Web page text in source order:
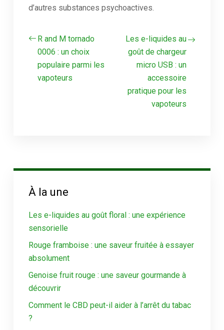
d’autres substances psychoactives.
R and M tornado
0006 : un choix
populaire parmi les
vapoteurs
Les e-liquides au
goût de chargeur
micro USB : un
accessoire
pratique pour les
vapoteurs
À la une
Les e-liquides au goût floral : une expérience
sensorielle
Rouge framboise : une saveur fruitée à essayer
absolument
Genoise fruit rouge : une saveur gourmande à
découvrir
Comment le CBD peut-il aider à l’arrêt du tabac
?